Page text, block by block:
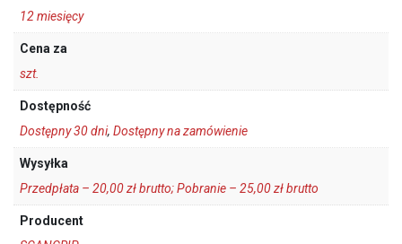
12 miesięcy
Cena za
szt.
Dostępność
Dostępny 30 dni, Dostępny na zamówienie
Wysyłka
Przedpłata – 20,00 zł brutto; Pobranie – 25,00 zł brutto
Producent